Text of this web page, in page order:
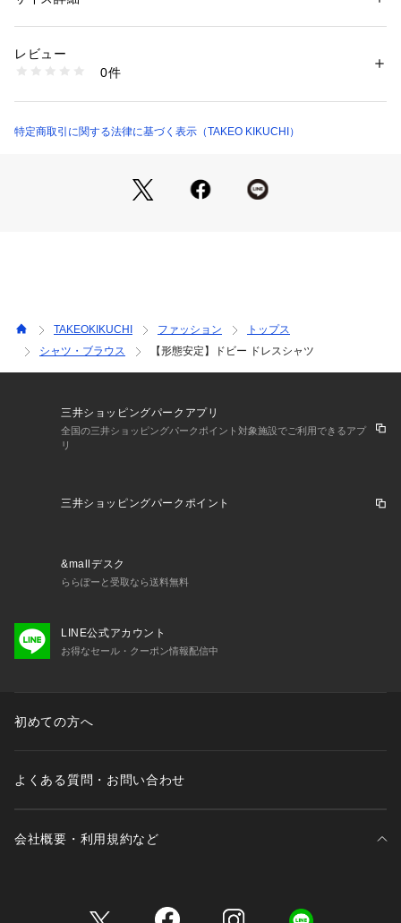
形態安定のドレスシャツが満を持して登場。
しわになりにくい素材を使用している他に、しわになりにくい
ムです。
・ポケット数：胸元×1
素材：コットン50％ ポリエステル50％
商品番号：
931-85501 （ショップ）
レビュー
0件
特定商取引に関する法律に基づく表示（TAKEO KIKUCHI）
TAKEOKIKUCHI ファッション
トップス
シャツ・ブラウス
【形態安定】ドビー ドレスシャツ
三井ショッピングパークアプリ
全国の三井ショッピングパークポイント対象施設でご利用できるアプ
リ
三井ショッピングパークポイント
&mallデスク
ららぽーと受取なら送料無料
LINE公式アカウント
お得なセール・クーポン情報配信中
初めての方へ
よくある質問・お問い合わせ
会社概要・利用規約など